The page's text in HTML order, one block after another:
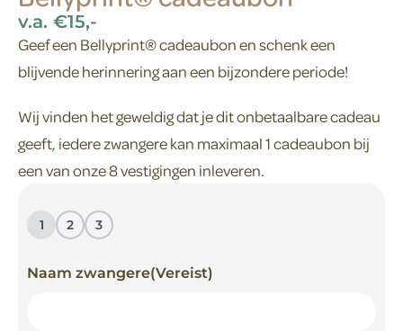
v.a. €15,-
Geef een Bellyprint® cadeaubon en schenk een
blijvende herinnering aan een bijzondere periode!
Wij vinden het geweldig dat je dit onbetaalbare cadeau
geeft, iedere zwangere kan maximaal 1 cadeaubon bij
een van onze 8 vestigingen inleveren.
1 2 3
Naam zwangere(Vereist)